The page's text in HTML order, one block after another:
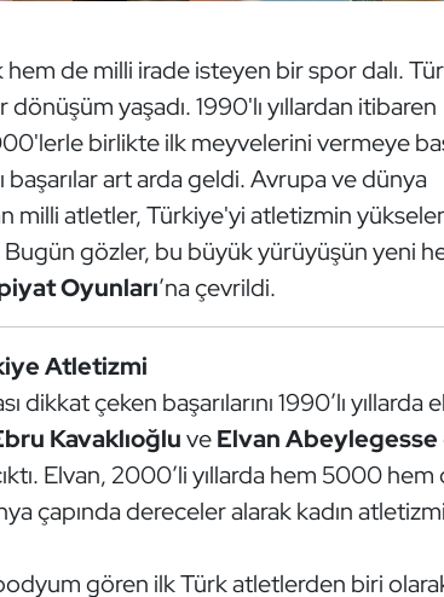
de milli irade isteyen bir spor dalı.
yaşadı. 1990'lı yıllardan itibaren
birlikte ilk meyvelerini vermeye
başarılar art arda geldi. Avrupa ve dünya
milli atletler, Türkiye'yi atletizmin
Bugün gözler, bu büyük yürüyüşün yeni
Oyunları’na çevrildi.
Atletizmi
çeken başarılarını 1990’lı yıllarda
KavaklıoğluveElvan Abeylegesse
Elvan, 2000’li yıllarda hem 5000 hem
çapında dereceler alarak kadın
gören ilk Türk atletlerden biri